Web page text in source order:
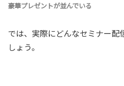
豪華プレゼントが並んでいる
では、実際にどんなセミナー配
しょう。